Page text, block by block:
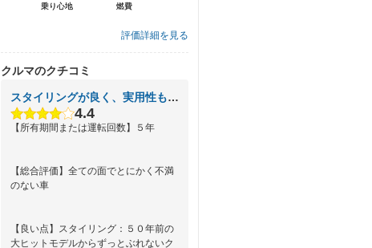
燃費
乗り心地 燃費
乗り心地
評価詳細を見る
クルマのクチコミ
スタイリングが良く、実用性も高い万能車。ポニーパッケージ装着
4.4
【所有期間または運転回数】５年
【総合評価】全ての面でとにかく不満
のない車
【良い点】スタイリング：５０年前の
大ヒットモデルからずっとぶれないク